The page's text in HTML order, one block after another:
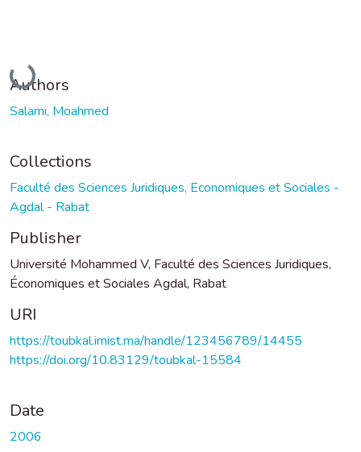
Loading...
Authors
Salami, Moahmed
Collections
Faculté des Sciences Juridiques, Economiques et Sociales -
Agdal - Rabat
Publisher
Université Mohammed V, Faculté des Sciences Juridiques,
Économiques et Sociales Agdal, Rabat
URI
https://toubkal.imist.ma/handle/123456789/14455
https://doi.org/10.83129/toubkal-15584
Date
2006